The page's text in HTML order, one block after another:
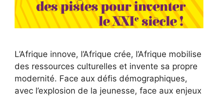
L’Afrique innove, l’Afrique crée, l’Afrique mobilise
des ressources culturelles et invente sa propre
modernité. Face aux défis démographiques,
avec l’explosion de la jeunesse, face aux enjeux